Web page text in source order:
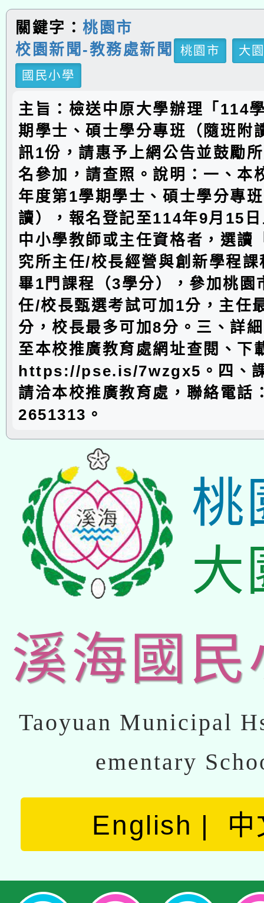
關鍵字：桃園市
校園新聞-教務處新聞
桃園市
大
國民小學
主旨：檢送中原大學辦理「114
期學士、碩士學分專班（隨班附
訊1份，請惠予上網公告並鼓勵
名參加，請查照。說明：一、本
年度第1學期學士、碩士學分專
讀），報名登記至114年9月15
中小學教師或主任資格者，選讀
究所主任/校長經營與創新學程
畢1門課程（3學分），參加桃園
任/校長甄選考試可加1分，主任
分，校長最多可加8分。三、詳
至本校推廣教育處網址查閱、下
https://pse.is/7wzgx5。四、
請洽本校推廣教育處，聯絡電話
2651313。
桃
大
溪海國民
Taoyuan Municipal
ementary
English 中